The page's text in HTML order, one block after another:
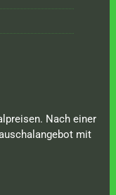
Nach einer
mit